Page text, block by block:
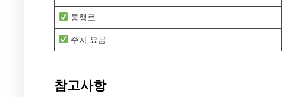
통행료
주차 요금
참고사항